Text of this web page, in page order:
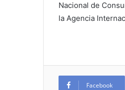
Nacional de
la Agencia
Facebook